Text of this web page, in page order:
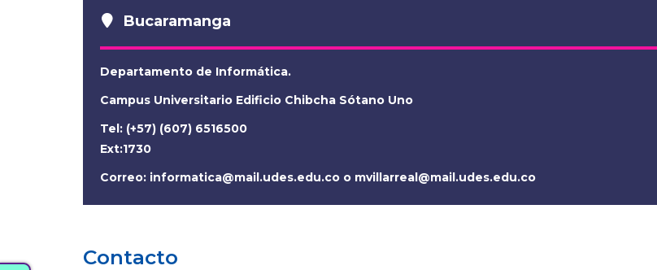
Bucaramanga
Departamento de Informática.
Campus Universitario Edificio Chibcha Sótano Uno
Tel: (+57) (607) 6516500
Ext:1730
Correo: informatica@mail.udes.edu.co o mvillarreal@mail.udes.edu.co
Contacto